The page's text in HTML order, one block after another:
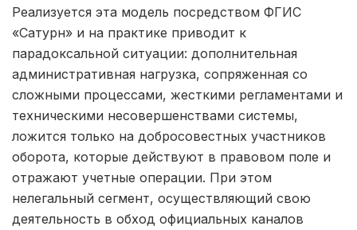
Реализуется эта модель посредством ФГИС
«Сатурн» и на практике приводит к
парадоксальной ситуации: дополнительная
административная нагрузка, сопряженная со
сложными процессами, жесткими регламентами и
техническими несовершенствами системы,
ложится только на добросовестных участников
оборота, которые действуют в правовом поле и
отражают учетные операции. При этом
нелегальный сегмент, осуществляющий свою
деятельность в обход официальных каналов